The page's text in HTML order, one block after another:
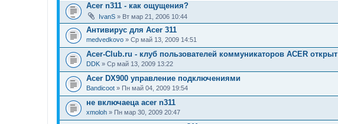
Acer n311 - как ощущения?
IvanS » Вт мар 21, 2006 10:44
Антивирус для Acer 311
medvedkovo » Ср май 13, 2009 14:51
Acer-Club.ru - клуб пользователей коммуникаторов ACER открыт
DDK » Ср май 13, 2009 13:22
Acer DX900 управление подключениями
Bandicoot » Пн май 04, 2009 19:54
не включаеца acer n311
xmoloh » Пн мар 30, 2009 20:47